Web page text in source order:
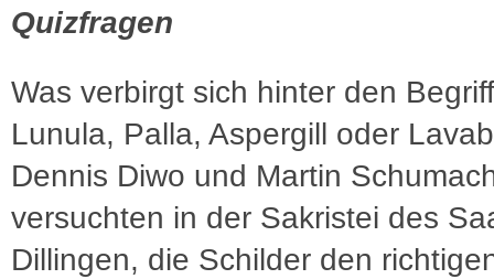
Quizfragen
Was verbirgt sich hinter den
Lunula, Palla, Aspergill oder
Dennis Diwo und Martin
versuchten in der Sakristei des
Dillingen, die Schilder den